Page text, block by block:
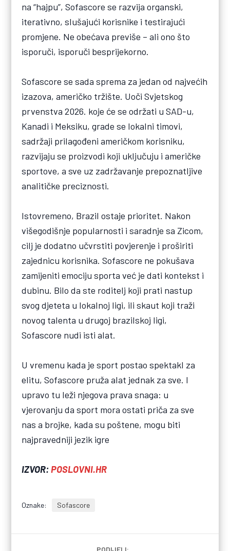
na “hajpu”, Sofascore se razvija organski,
iterativno, slušajući korisnike i testirajući
promjene. Ne obećava previše – ali ono što
isporuči, isporuči besprijekorno.
Sofascore se sada sprema za jedan od najvećih
izazova, američko tržište. Uoči Svjetskog
prvenstva 2026. koje će se održati u SAD-u,
Kanadi i Meksiku, grade se lokalni timovi,
sadržaji prilagođeni američkom korisniku,
razvijaju se proizvodi koji uključuju i američke
sportove, a sve uz zadržavanje prepoznatljive
analitičke preciznosti.
Istovremeno, Brazil ostaje prioritet. Nakon
višegodišnje popularnosti i saradnje sa Zicom,
cilj je dodatno učvrstiti povjerenje i proširiti
zajednicu korisnika. Sofascore ne pokušava
zamijeniti emociju sporta već je dati kontekst i
dubinu. Bilo da ste roditelj koji prati nastup
svog djeteta u lokalnoj ligi, ili skaut koji traži
novog talenta u drugoj brazilskoj ligi,
Sofascore nudi isti alat.
U vremenu kada je sport postao spektakl za
elitu, Sofascore pruža alat jednak za sve. I
upravo tu leži njegova prava snaga: u
vjerovanju da sport mora ostati priča za sve
nas a brojke, kada su poštene, mogu biti
najpravedniji jezik igre
IZVOR:POSLOVNI.HR
Oznake: Sofascore